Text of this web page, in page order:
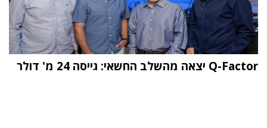
Q-Factor יצאה מהשלב החשאי: גייסה 24 מ' דולר